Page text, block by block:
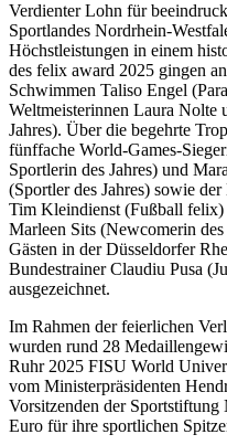
Verdienter Lohn für
Sportlandes Nordrhein-
Höchstleistungen in einem
des felix award 2025 gingen
Schwimmen Taliso Engel
Weltmeisterinnen Laura Nolte
Jahres). Über die begehrte
fünffache World-Games-
Sportlerin des Jahres) und
(Sportler des Jahres) sowie
Tim Kleindienst (Fußball
Marleen Sits (Newcomerin
Gästen in der Düsseldorfer
Bundestrainer Claudiu Pusa
ausgezeichnet.
Im Rahmen der feierlichen
wurden rund 28
Ruhr 2025 FISU World
vom Ministerpräsidenten
Vorsitzenden der
Euro für ihre sportlichen